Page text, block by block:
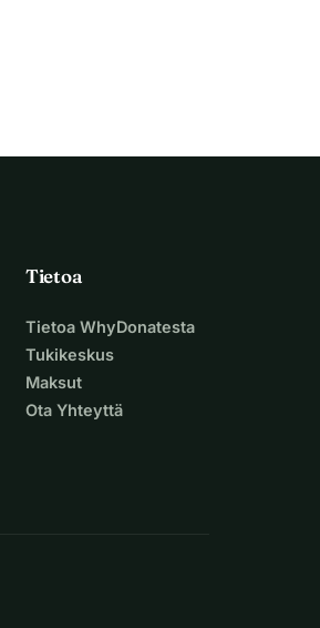
Tietoa
Tietoa WhyDonatesta
Tukikeskus
Maksut
Ota Yhteyttä